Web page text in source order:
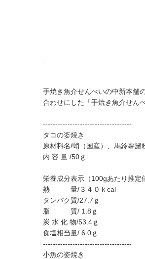
手焼き魚介せんべいの中新本舗
合わせにした「手焼き魚介せん
------------------------------------
タコの姿焼き
原材料名/蛸（国産）、馬鈴薯
内 容 量 /50ｇ
栄養成分表示（100gあたり推定
熱 量/３４０ｋcal
タンパク質/27.7ｇ
脂 質/ 1.8ｇ
炭 水 化 物/53.4ｇ
食塩相当量/ 6.0ｇ
------------------------------------
小魚の姿焼き